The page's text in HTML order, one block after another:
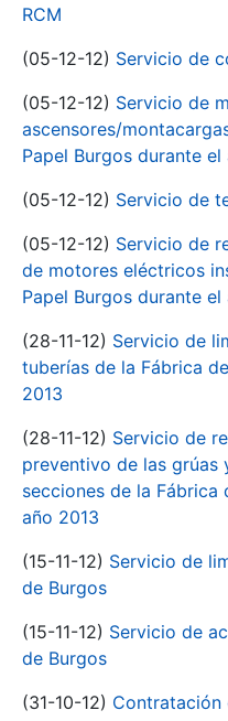
RCM
(05-12-12) Servicio de
(05-12-12) Servicio de
ascensores/
Papel Burgos durante el
(05-12-12) Servicio de
(05-12-12) Servicio de
de motores eléctricos
Papel Burgos durante el
(28-11-12) Servicio de
tuberías de la Fábrica
2013
(28-11-12) Servicio de
preventivo de las
secciones de la Fábrica
año 2013
(15-11-12) Servicio de
de Burgos
(15-11-12) Servicio de
de Burgos
(31-10-12) Contratación